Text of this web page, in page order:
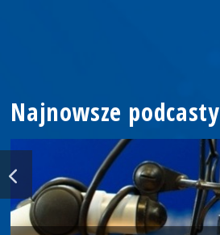
Najnowsze podcasty